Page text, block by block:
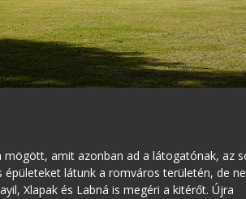
amit azonban ad a látogatónak, az
látunk a romváros területén, de
Xlapak és Labná is megéri a kitérőt. Újra